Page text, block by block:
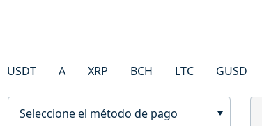
USDT A XRP BCH LTC GUSD
Seleccione el método de pago